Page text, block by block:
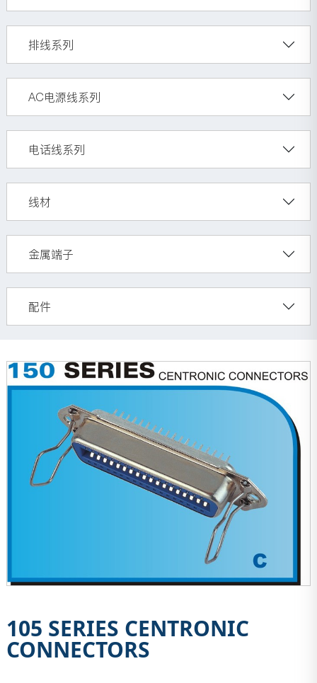
排线系列
AC电源线系列
电话线系列
线材
金属端子
配件
105 SERIES CENTRONIC
CONNECTORS